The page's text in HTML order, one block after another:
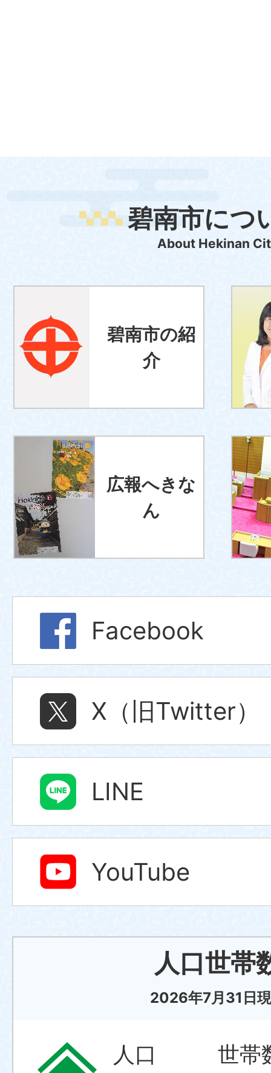
碧南市につ
About Hekinan
碧南市の紹
介
広報へきな
ん
Facebook
X（旧Twitter）
LINE
YouTube
人口世帯
2026年7月31日
人口 世帯